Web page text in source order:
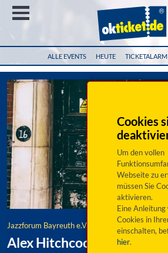
ALLE EVENTS HEUTE TICKETALARM
Cookies
Um den vollen
Webseite zu
müssen Sie
aktivieren.
Eine Anleitung
Cookies in
einschalten,
hier.
Jazzforum Bayreuth e.V.
Alex Hitchcock Quartet